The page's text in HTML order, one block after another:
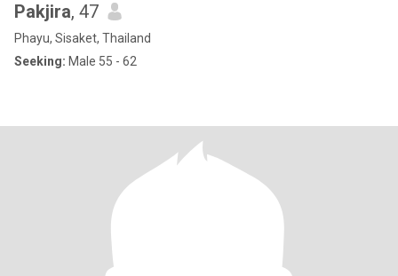
Pakjira, 47
Phayu, Sisaket, Thailand
Seeking: Male 55 - 62